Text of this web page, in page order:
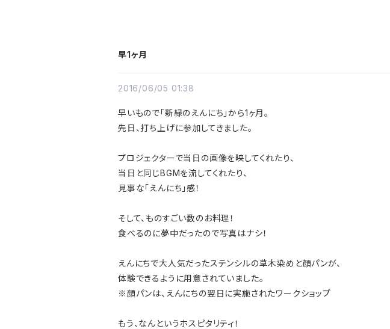
早1ヶ月
2016/06/05 01:38
早いもので「新緑のえんにち」から1ヶ月。
先日、打ち上げに参加してきました。
プロジェクターで当日の画像を映してくれたり、
当日と同じBGMを流してくれたり、
見事な「えんにち」感！
そして、ものすごい数のお料理！
食べるのに夢中だったので写真はナシ！
えんにちで大人気だったステンシルの草木染めと顔パンが、
体験できるように用意されていました。
※顔パンは、えんにちの翌日に実施されたワークショップ
もう、なんというホスピタリティ！